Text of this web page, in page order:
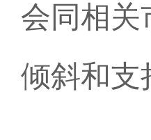
会同相关
倾斜和支